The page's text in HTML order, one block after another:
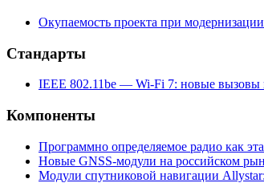
Окупаемость проекта при
Стандарты
IEEE 802.11be — Wi-Fi 7: новые вызовы
Компоненты
Программно определяемое радио как
Новые GNSS-модули на российском
Модули спутниковой навигации